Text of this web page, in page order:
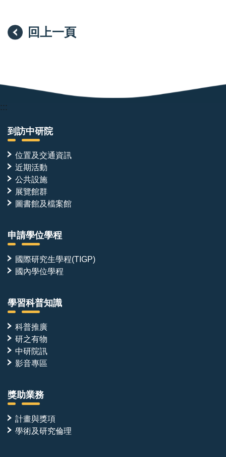
回上一頁
:::
到訪中研院
位置及交通資訊
近期活動
公共設施
展覽館群
圖書館及檔案館
申請學位學程
國際研究生學程(TIGP)
國內學位學程
學習科普知識
科普推廣
研之有物
中研院訊
影音專區
獎助業務
計畫與獎項
學術及研究倫理